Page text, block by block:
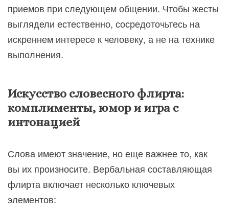
приемов при следующем общении. Чтобы жесты
выглядели естественно, сосредоточьтесь на
искреннем интересе к человеку, а не на технике
выполнения.
Искусство словесного флирта:
комплименты, юмор и игра с
интонацией
Слова имеют значение, но еще важнее то, как
вы их произносите. Вербальная составляющая
флирта включает несколько ключевых
элементов: